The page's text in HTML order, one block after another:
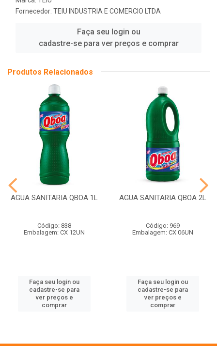
Fornecedor: TEIU INDUSTRIA E COMERCIO LTDA
Faça seu login ou
cadastre-se para ver preços e comprar
Produtos Relacionados
AGUA SANITARIA QBOA 1L
Código: 838
Embalagem: CX 12UN
Faça seu login ou
cadastre-se para
ver preços e
comprar
AGUA SANITARIA QBOA 2L
Código: 969
Embalagem: CX 06UN
Faça seu login ou
cadastre-se para
ver preços e
comprar